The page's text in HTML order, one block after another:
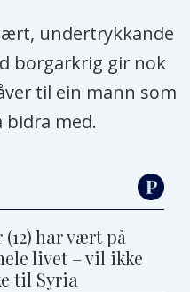
undertrykkande
borgarkrig gir nok
til ein mann som
bidra med.
har vært på
livet – vil ikke
til Syria